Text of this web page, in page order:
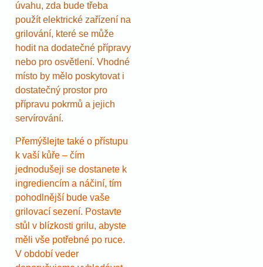
úvahu, zda bude třeba
použít elektrické zařízení na
grilování, které se může
hodit na dodatečné přípravy
nebo pro osvětlení. Vhodné
místo by mělo poskytovat i
dostatečný prostor pro
přípravu pokrmů a jejich
servírování.
Přemýšlejte také o přístupu
k vaší kůře – čím
jednodušeji se dostanete k
ingrediencím a náčiní, tím
pohodlnější bude vaše
grilovací sezení. Postavte
stůl v blízkosti grilu, abyste
měli vše potřebné po ruce.
V období veder